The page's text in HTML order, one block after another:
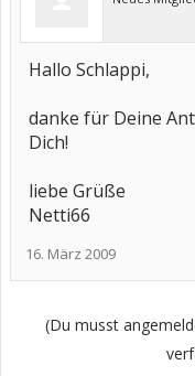
Hallo Schlappi,
danke für Deine
Dich!
liebe Grüße
Netti66
16. März 2009
(Du musst